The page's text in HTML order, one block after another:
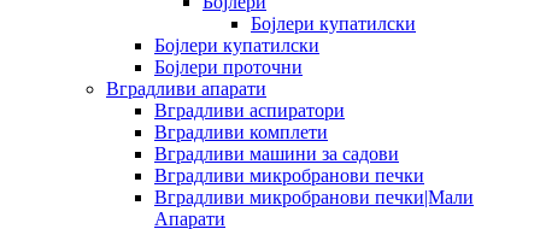
Бојлери купатилски
Бојлери купатилски
Бојлери проточни
Вградливи апарати
Вградливи аспиратори
Вградливи комплети
Вградливи машини за садови
Вградливи микробранови печки
Вградливи микробранови печки|Мали
Апарати